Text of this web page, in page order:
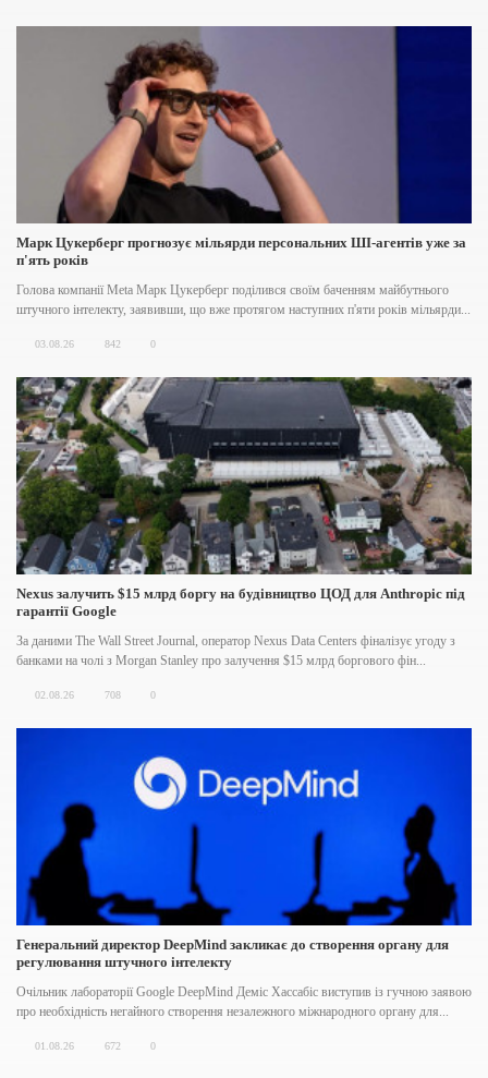
Марк Цукерберг прогнозує мільярди персональних ШІ-агентів уже за
п'ять років
Голова компанії Meta Марк Цукерберг поділився своїм баченням майбутнього
штучного інтелекту, заявивши, що вже протягом наступних п'яти років мільярди...
03.08.26 842 0
Nexus залучить $15 млрд боргу на будівництво ЦОД для Anthropic під
гарантії Google
За даними The Wall Street Journal, оператор Nexus Data Centers фіналізує угоду з
банками на чолі з Morgan Stanley про залучення $15 млрд боргового фін...
02.08.26 708 0
Генеральний директор DeepMind закликає до створення органу для
регулювання штучного інтелекту
Очільник лабораторії Google DeepMind Деміс Хассабіс виступив із гучною заявою
про необхідність негайного створення незалежного міжнародного органу для...
01.08.26 672 0